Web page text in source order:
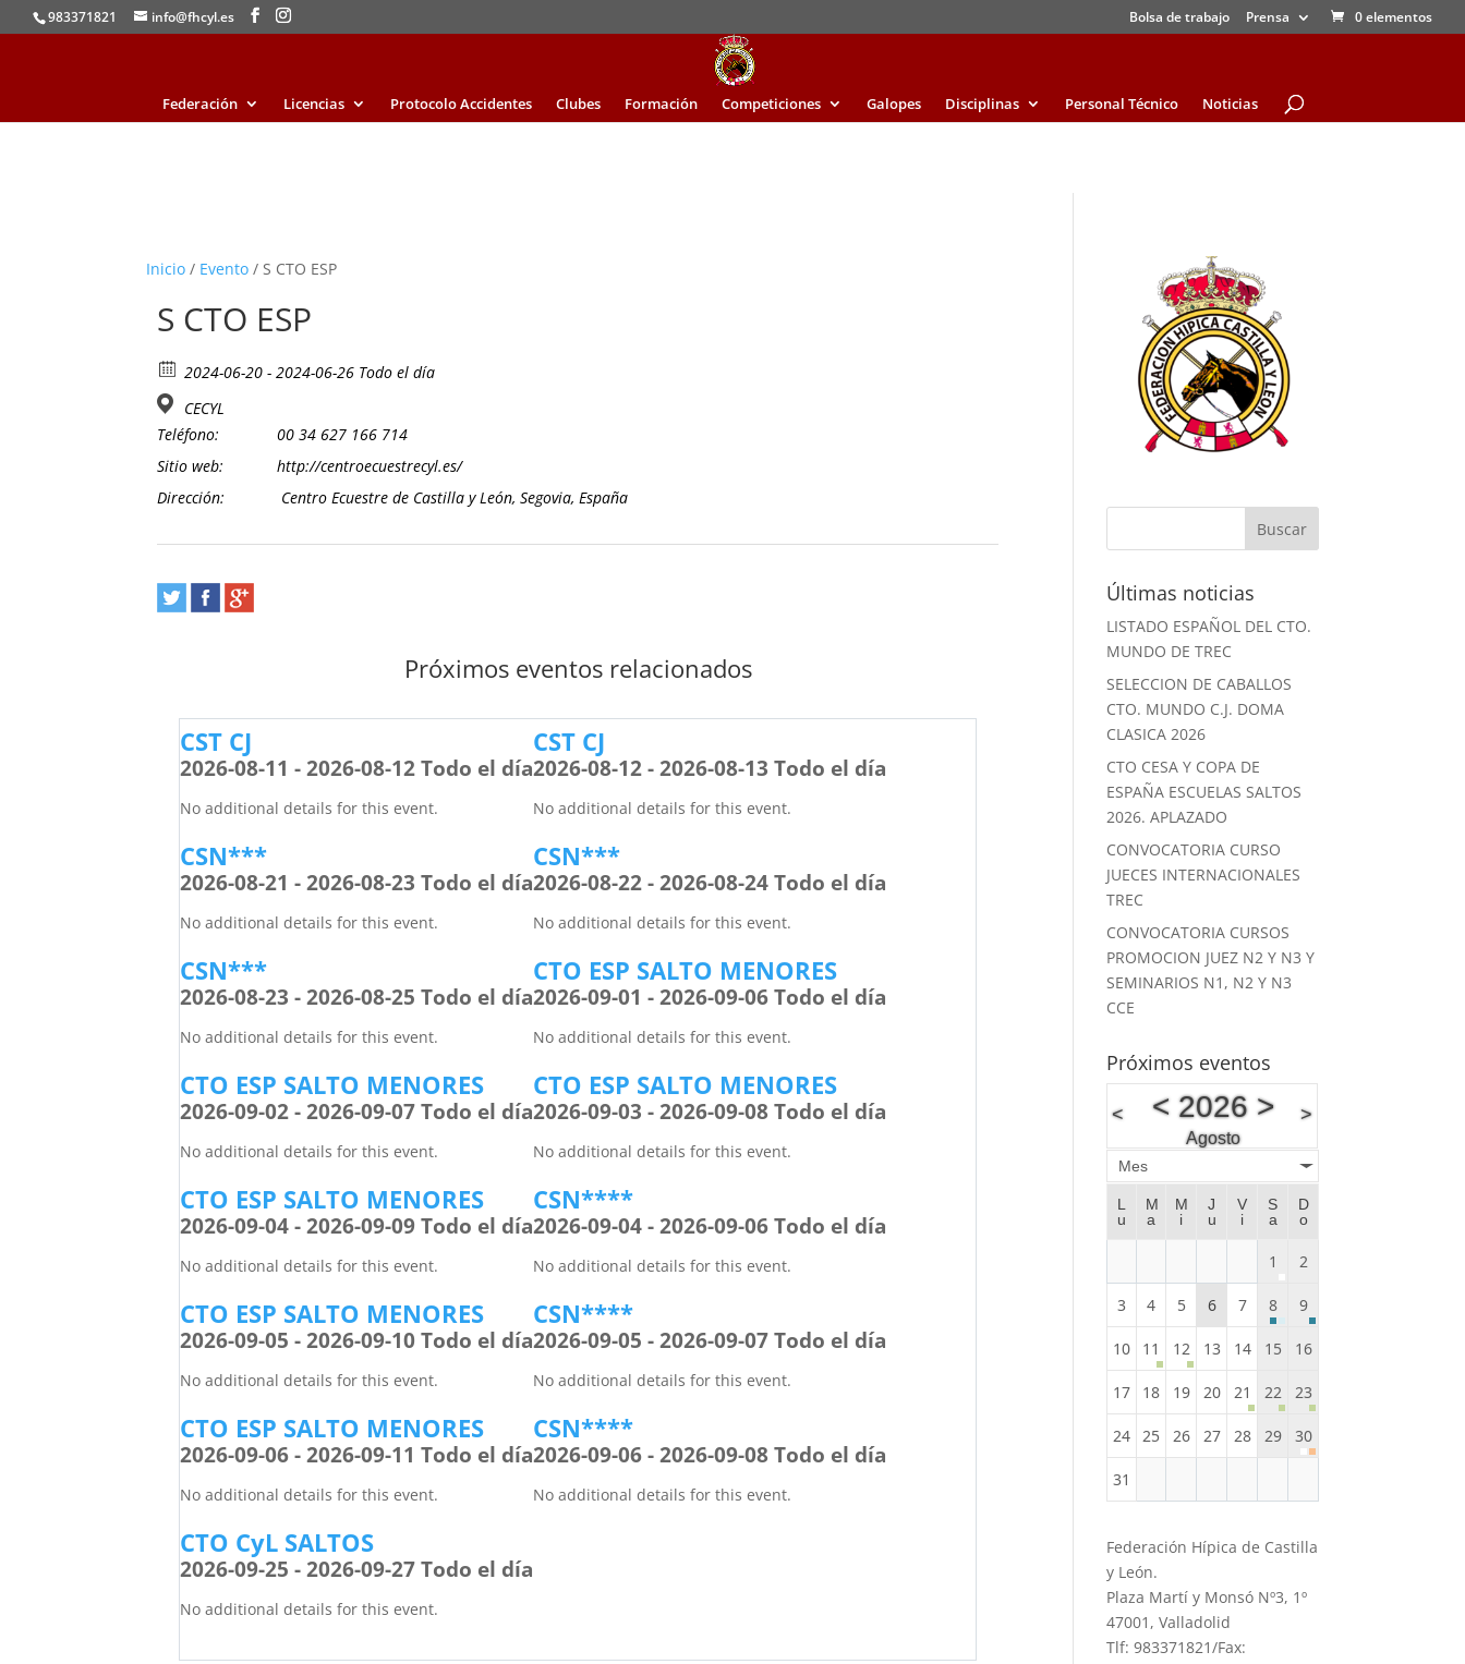
983371821 info@fhcyl.es Bolsa de trabajo Prensa 0 elementos
Federación Licencias Protocolo Accidentes Clubes Formación Competiciones Galopes Disciplinas Personal Técnico Noticias
Inicio / Evento / S CTO ESP
S CTO ESP
2024-06-20 - 2024-06-26 Todo el día
CECYL
Teléfono:
00 34 627 166 714
Sitio web:
http://centroecuestrecyl.es/
Dirección:
Centro Ecuestre de Castilla y León, Segovia, España
Próximos eventos relacionados
CST CJ
2026-08-11 - 2026-08-12 Todo el día
No additional details for this event.
CST CJ
2026-08-12 - 2026-08-13 Todo el día
No additional details for this event.
CSN***
2026-08-21 - 2026-08-23 Todo el día
No additional details for this event.
CSN***
2026-08-22 - 2026-08-24 Todo el día
No additional details for this event.
CSN***
2026-08-23 - 2026-08-25 Todo el día
No additional details for this event.
CTO ESP SALTO MENORES
2026-09-01 - 2026-09-06 Todo el día
No additional details for this event.
CTO ESP SALTO MENORES
2026-09-02 - 2026-09-07 Todo el día
No additional details for this event.
CTO ESP SALTO MENORES
2026-09-03 - 2026-09-08 Todo el día
No additional details for this event.
CTO ESP SALTO MENORES
2026-09-04 - 2026-09-09 Todo el día
No additional details for this event.
CSN****
2026-09-04 - 2026-09-06 Todo el día
No additional details for this event.
CTO ESP SALTO MENORES
2026-09-05 - 2026-09-10 Todo el día
No additional details for this event.
CSN****
2026-09-05 - 2026-09-07 Todo el día
No additional details for this event.
CTO ESP SALTO MENORES
2026-09-06 - 2026-09-11 Todo el día
No additional details for this event.
CSN****
2026-09-06 - 2026-09-08 Todo el día
No additional details for this event.
CTO CyL SALTOS
2026-09-25 - 2026-09-27 Todo el día
No additional details for this event.
Últimas noticias
LISTADO ESPAÑOL DEL CTO.
MUNDO DE TREC
SELECCION DE CABALLOS
CTO. MUNDO C.J. DOMA
CLASICA 2026
CTO CESA Y COPA DE
ESPAÑA ESCUELAS SALTOS
2026. APLAZADO
CONVOCATORIA CURSO
JUECES INTERNACIONALES
TREC
CONVOCATORIA CURSOS
PROMOCION JUEZ N2 Y N3 Y
SEMINARIOS N1, N2 Y N3
CCE
Próximos eventos
< <2026 >
Agosto
>
Mes
L
u
M
a
M
i
J
u
V
i
S
a
D
o
1 2
3 4 5 6 7 8 9
10 11 12 13 14 15 16
17 18 19 20 21 22 23
24 25 26 27 28 29 30
31
Federación Hípica de Castilla
y León.
Plaza Martí y Monsó Nº3, 1º
47001, Valladolid
Tlf: 983371821/Fax: